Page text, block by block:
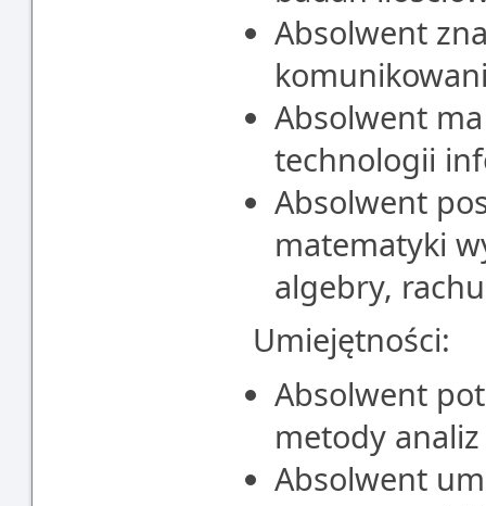
Absolwent
Absolwent
technologii
Absolwent
matematyki
algebry,
Umiejętności:
Absolwent
metody
Absolwent